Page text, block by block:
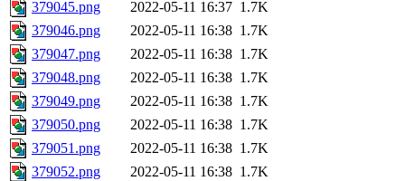
379045.png
2022-05-11 16:37 1.7K
379046.png
2022-05-11 16:38 1.7K
379047.png
2022-05-11 16:38 1.7K
379048.png
2022-05-11 16:38 1.7K
379049.png
2022-05-11 16:38 1.7K
379050.png
2022-05-11 16:38 1.7K
379051.png
2022-05-11 16:38 1.7K
379052.png
2022-05-11 16:38 1.7K